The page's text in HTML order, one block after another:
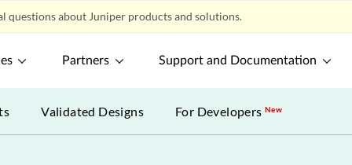
questions about Juniper products and solutions.
Partners Support and Documentation
Validated Designs For DevelopersNew